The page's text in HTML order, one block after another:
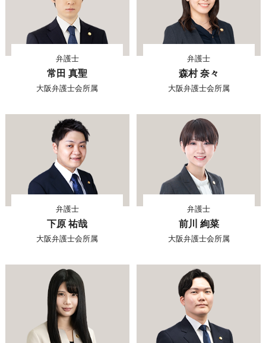
弁護士
常田 真聖
大阪弁護士会所属
弁護士
森村 奈々
大阪弁護士会所属
弁護士
下原 祐哉
大阪弁護士会所属
弁護士
前川 絢菜
大阪弁護士会所属